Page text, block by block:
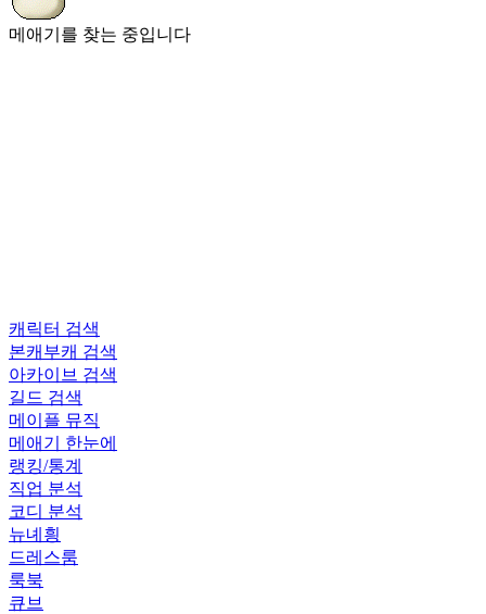
메애기를 찾는 중입니다
캐릭터 검색
본캐부캐 검색
아카이브 검색
길드 검색
메이플 뮤직
메애기 한눈에
랭킹/통계
직업 분석
코디 분석
뉴녜힁
드레스룸
룩북
큐브